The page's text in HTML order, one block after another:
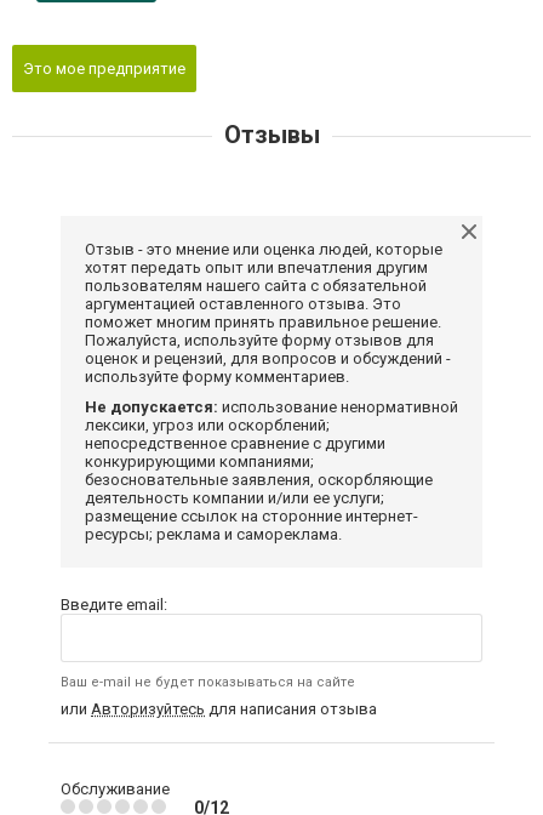
Это мое предприятие
Отзывы
Отзыв - это мнение или оценка людей, которые
хотят передать опыт или впечатления другим
пользователям нашего сайта с обязательной
аргументацией оставленного отзыва. Это
поможет многим принять правильное решение.
Пожалуйста, используйте форму отзывов для
оценок и рецензий, для вопросов и обсуждений -
используйте форму комментариев.
Не допускается: использование ненормативной
лексики, угроз или оскорблений;
непосредственное сравнение с другими
конкурирующими компаниями;
безосновательные заявления, оскорбляющие
деятельность компании и/или ее услуги;
размещение ссылок на сторонние интернет-
ресурсы; реклама и самореклама.
Введите email:
Ваш e-mail не будет показываться на сайте
или Авторизуйтесь для написания отзыва
Обслуживание
0/12